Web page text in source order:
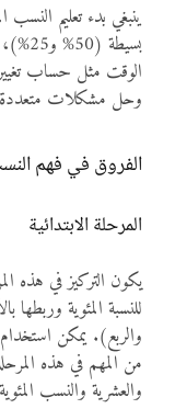
ينبغي بدء تعليم النسب
الوقت مثل حساب
وحل مشكلات
الفروق في فهم
المرحلة الابتدائية
يكون التركيز في هذه
للنسبة المئوية
والربع). يمكن
من المهم في هذه
والعشرية والنسب